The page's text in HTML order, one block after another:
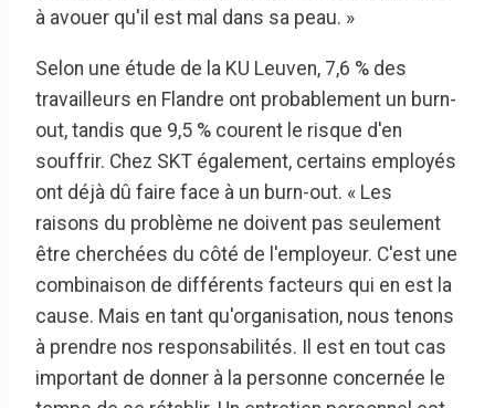
à avouer qu'il est mal dans sa peau. »
Selon une étude de la KU Leuven, 7,6 % des
travailleurs en Flandre ont probablement un burn-
out, tandis que 9,5 % courent le risque d'en
souffrir. Chez SKT également, certains employés
ont déjà dû faire face à un burn-out. « Les
raisons du problème ne doivent pas seulement
être cherchées du côté de l'employeur. C'est une
combinaison de différents facteurs qui en est la
cause. Mais en tant qu'organisation, nous tenons
à prendre nos responsabilités. Il est en tout cas
important de donner à la personne concernée le